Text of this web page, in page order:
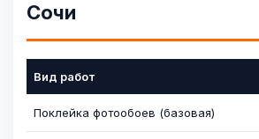
Сочи
Вид работ
Поклейка фотообоев (базовая)